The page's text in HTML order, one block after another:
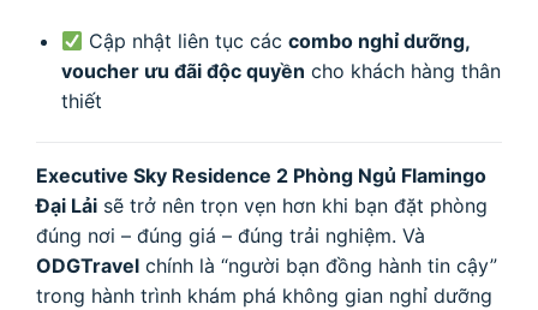
Cập nhật liên tục cáccombo nghỉ dưỡng,
voucher ưu đãi độc quyền cho khách hàng thân
thiết
Executive Sky Residence 2 Phòng Ngủ Flamingo
Đại Lải sẽ trở nên trọn vẹn hơn khi bạn đặt phòng
đúng nơi – đúng giá – đúng trải nghiệm. Và
ODGTravel chính là “người bạn đồng hành tin cậy”
trong hành trình khám phá không gian nghỉ dưỡng